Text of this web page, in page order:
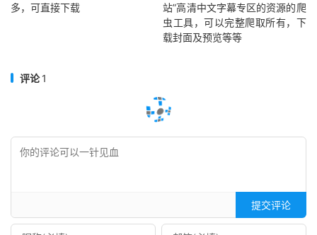
多，可直接下载
站”高清中文字幕专区的资源的爬
虫工具，可以完整爬取所有，下
载封面及预览等等
评论1
提交评论